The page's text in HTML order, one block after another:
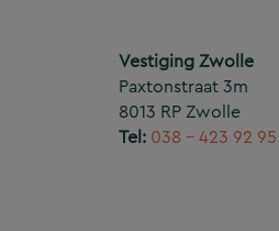
Vestiging Zwolle
Paxtonstraat 3m
8013 RP Zwolle
Tel: 038 – 423 92 95